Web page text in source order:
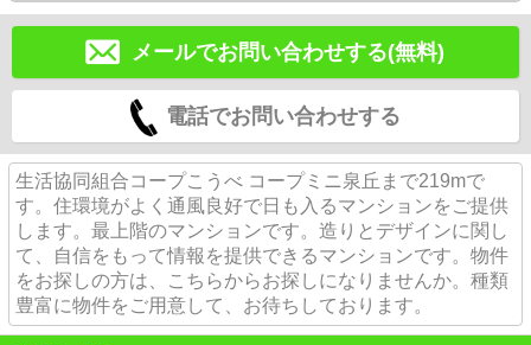
メールでお問い合わせする(無料)
電話でお問い合わせする
生活協同組合コープこうべ コープミニ泉丘まで219mで
す。住環境がよく通風良好で日も入るマンションをご提供
します。最上階のマンションです。造りとデザインに関し
て、自信をもって情報を提供できるマンションです。物件
をお探しの方は、こちらからお探しになりませんか。種類
豊富に物件をご用意して、お待ちしております。